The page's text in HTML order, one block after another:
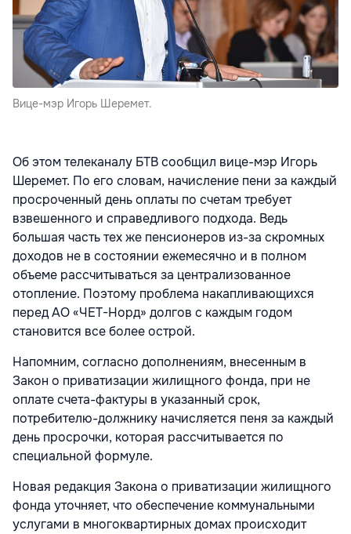
Вице-мэр Игорь Шеремет.
Об этом телеканалу БТВ сообщил вице-мэр Игорь
Шеремет. По его словам, начисление пени за каждый
просроченный день оплаты по счетам требует
взвешенного и справедливого подхода. Ведь
большая часть тех же пенсионеров из-за скромных
доходов не в состоянии ежемесячно и в полном
объеме рассчитываться за централизованное
отопление. Поэтому проблема накапливающихся
перед АО «ЧЕТ-Норд» долгов с каждым годом
становится все более острой.
Напомним, согласно дополнениям, внесенным в
Закон о приватизации жилищного фонда, при не
оплате счета-фактуры в указанный срок,
потребителю-должнику начисляется пеня за каждый
день просрочки, которая рассчитывается по
специальной формуле.
Новая редакция Закона о приватизации жилищного
фонда уточняет, что обеспечение коммунальными
услугами в многоквартирных домах происходит